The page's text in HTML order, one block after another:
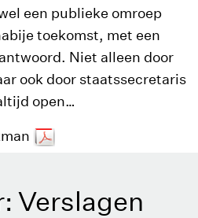
een publieke omroep
toekomst, met een
Niet alleen door
ook door staatssecretaris
open…
Verslagen